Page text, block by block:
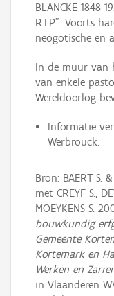
BLANCKE 1848-
R.I.P.". Voorts
neogotische en
In de muur van
van enkele
Wereldoorlog
Informatie
Werbrouck.
Bron: BAERT S.
met CREYF S.,
MOEYKENS S.
bouwkundig
Gemeente
Kortemark en
Werken en
in Vlaanderen